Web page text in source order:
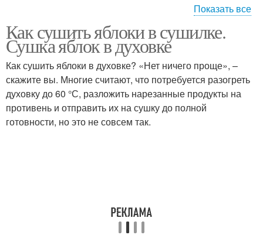
Грядки из шифера
батюшка\часть
Показать все
Как сушить яблоки в сушилке.
Сушка яблок в духовке
Как сушить яблоки в духовке? «Нет ничего проще», –
скажите вы. Многие считают, что потребуется разогреть
духовку до 60 °С, разложить нарезанные продукты на
противень и отправить их на сушку до полной
готовности, но это не совсем так.